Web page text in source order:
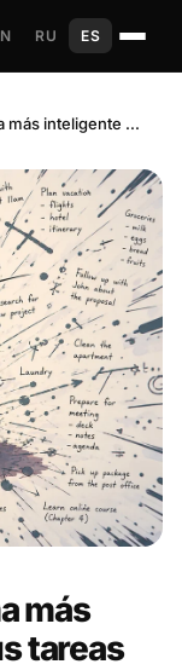
RU ES
Por qué FVP es la forma más inteligente de elegir tus tareas
más
tareas